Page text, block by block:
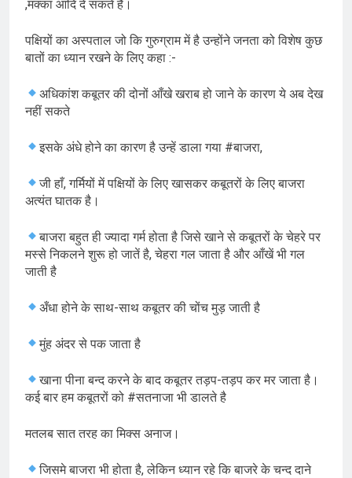
,मक्का आदि दे सकते हैं।
पक्षियों का अस्पताल जो कि गुरुग्राम में है उन्होंने जनता को विशेष कुछ
बातों का ध्यान रखने के लिए कहा :-
अधिकांश कबूतर की दोनों आँखे खराब हो जाने के कारण ये अब देख
नहीं सकते
इसके अंधे होने का कारण है उन्हें डाला गया #बाजरा,
जी हाँ, गर्मियों में पक्षियों के लिए खासकर कबूतरों के लिए बाजरा
अत्यंत घातक है।
बाजरा बहुत ही ज्यादा गर्म होता है जिसे खाने से कबूतरों के चेहरे पर
मस्से निकलने शुरू हो जातें है, चेहरा गल जाता है और आँखें भी गल
जाती है
अँधा होने के साथ-साथ कबूतर की चोंच मुड़ जाती है
मुंह अंदर से पक जाता है
खाना पीना बन्द करने के बाद कबूतर तड़प-तड़प कर मर जाता है।
कई बार हम कबूतरों को #सतनाजा भी डालते है
मतलब सात तरह का मिक्स अनाज।
जिसमे बाजरा भी होता है, लेकिन ध्यान रहे कि बाजरे के चन्द दाने